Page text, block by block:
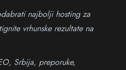
najbolji hosting za
vrhunske rezultate na
Srbija, preporuke,